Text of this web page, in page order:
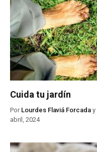
Cuida tu jardín
Por Lourdes Flaviá Forcada y
abril, 2024